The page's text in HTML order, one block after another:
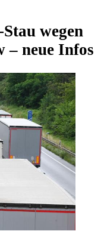
wegen
– neue Infos